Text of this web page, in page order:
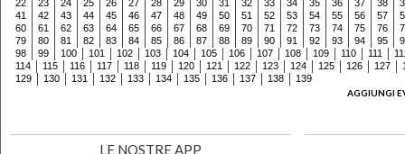
22 23 24 25 26 27 28 29 30 31 32 33 34 35 36 37 38
41
42 43 44 45 46 47 48 49 50 51 52 53 54 55 56 57
60
61 62 63 64 65 66 67 68 69 70 71 72 73 74 75 76
79
80 81 82 83 84 85 86 87 88 89 90 91 92 93 94 95
98
99 100 101 102 103 104 105 106 107 108 109 110 111
114
115 116 117 118 119 120 121 122 123 124 125 126 127
129
130 131 132 133 134 135 136 137 138
139
AGGIUNGI
LE NOSTRE APP